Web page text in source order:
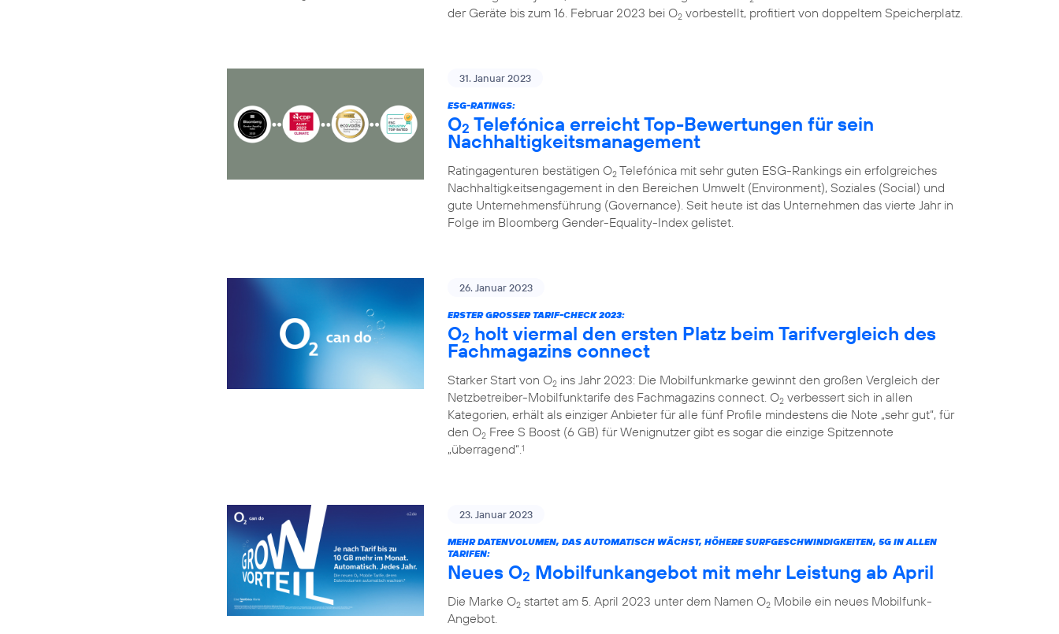
der Geräte bis zum 16. Februar 2023 bei O2 vorbestellt, profitiert von doppeltem Speicherplatz.
31. Januar 2023
ESG-RATINGS:
O2 Telefónica erreicht Top-Bewertungen für sein
Nachhaltigkeitsmanagement
Ratingagenturen bestätigen O2 Telefónica mit sehr guten ESG-Rankings ein erfolgreiches
Nachhaltigkeitsengagement in den Bereichen Umwelt (Environment), Soziales (Social) und
gute Unternehmensführung (Governance). Seit heute ist das Unternehmen das vierte Jahr in
Folge im Bloomberg Gender-Equality-Index gelistet.
26. Januar 2023
ERSTER GROSSER TARIF-CHECK 2023:
O2 holt viermal den ersten Platz beim Tarifvergleich des
Fachmagazins connect
Starker Start von O2 ins Jahr 2023: Die Mobilfunkmarke gewinnt den großen Vergleich der
Netzbetreiber-Mobilfunktarife des Fachmagazins connect. O2 verbessert sich in allen
Kategorien, erhält als einziger Anbieter für alle fünf Profile mindestens die Note „sehr gut“, für
den O2 Free S Boost (6 GB) für Wenignutzer gibt es sogar die einzige Spitzennote
„überragend“.1
23. Januar 2023
MEHR DATENVOLUMEN, DAS AUTOMATISCH WÄCHST, HÖHERE SURFGESCHWINDIGKEITEN, 5G IN ALLEN
TARIFEN:
Neues O2 Mobilfunkangebot mit mehr Leistung ab April
Die Marke O2 startet am 5. April 2023 unter dem Namen O2 Mobile ein neues Mobilfunk-
Angebot.